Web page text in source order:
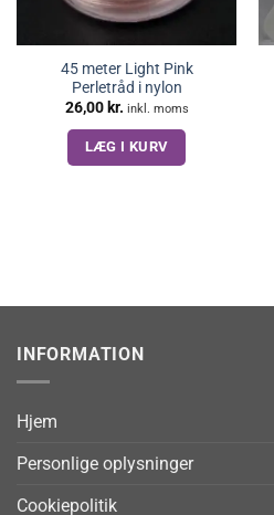
45 meter Light Pink
Perletråd i nylon
26,00 kr. inkl. moms
LÆG I KURV
INFORMATION
Hjem
Personlige oplysninger
Cookiepolitik